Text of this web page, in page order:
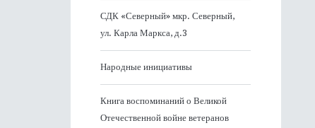
СДК «Северный» мкр. Северный,
ул. Карла Маркса, д.3
Народные инициативы
Книга воспоминаний о Великой
Отечественной войне ветеранов